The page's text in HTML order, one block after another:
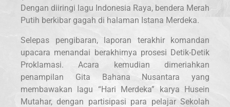
Dengan diiringi lagu Indonesia Raya, bendera Merah
Putih berkibar gagah di halaman Istana Merdeka.
Selepas pengibaran, laporan terakhir komandan
upacara menandai berakhirnya prosesi Detik-Detik
Proklamasi. Acara kemudian dimeriahkan
penampilan Gita Bahana Nusantara yang
membawakan lagu “Hari Merdeka” karya Husein
Mutahar, dengan partisipasi para pelajar Sekolah